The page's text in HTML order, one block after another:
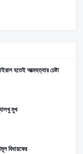
হতেই আত্মহত্যার চেষ্টা
মুখ
বিধায়কের